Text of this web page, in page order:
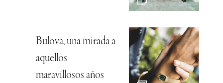
Bulova, una mirada a
aquellos
maravillosos años